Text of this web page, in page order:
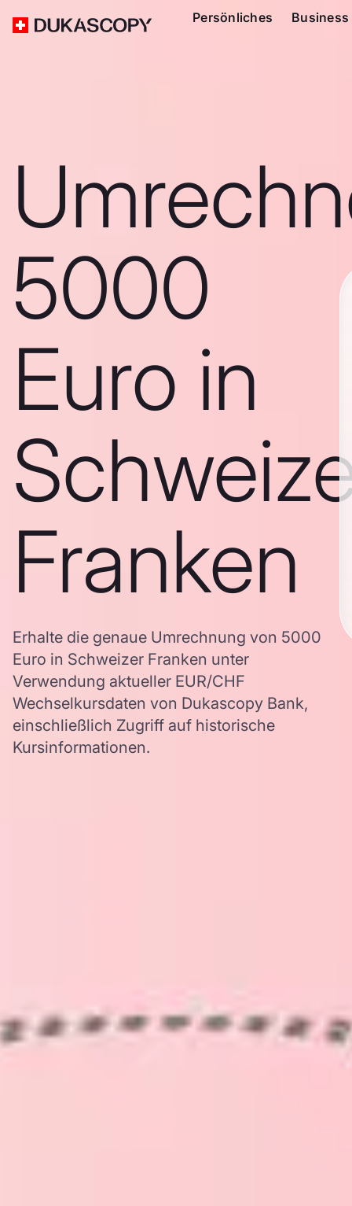
Persönliches Business
5000
Euro in
Franken
Erhalte die genaue Umrechnung von 5000
Euro in Schweizer Franken unter
Verwendung aktueller EUR/CHF
Wechselkursdaten von Dukascopy Bank,
einschließlich Zugriff auf historische
Kursinformationen.